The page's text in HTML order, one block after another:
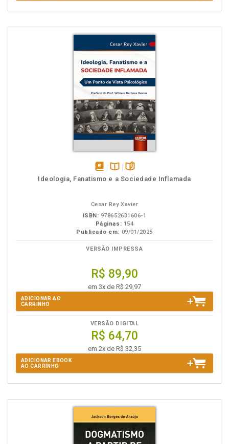
disponívelDisponível
páginas
Ideologia, Fanatismo e a Sociedade Inflamada
Cesar Rey Xavier
ISBN: 978652631606-1
Páginas: 154
Publicado em: 09/01/2025
VERSÃO IMPRESSA
R$ 89,90
em 3x de R$ 29,97
ADICIONAR AO
CARRINHO
VERSÃO DIGITAL
R$ 64,70
em 2x de R$ 32,35
ADICIONAR EBOOK
AO CARRINHO